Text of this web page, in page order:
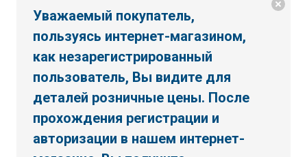
Уважаемый покупатель,
пользуясь интернет-магазином,
как незарегистрированный
пользователь, Вы видите для
деталей розничные цены. После
прохождения регистрации и
авторизации в нашем интернет-